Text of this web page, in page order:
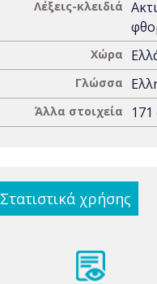
Λέξεις-κλειδιά
Χώρα
Γλώσσα
Άλλα στοιχεία 171
Στατιστικά χρήσης